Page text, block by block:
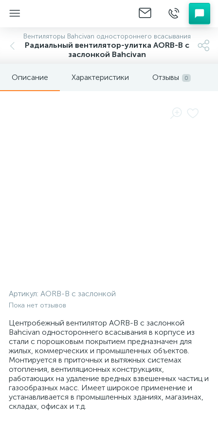
Вентиляторы Bahcivan одностороннего всасывания
Радиальный вентилятор-улитка AORB-B с
заслонкой Bahcivan
Описание Характеристики Отзывы 0
Артикул: AORB-B с заслонкой
Пока нет отзывов
Центробежный вентилятор AORB-B с заслонкой
Bahcivan одностороннего всасывания в корпусе из
стали с порошковым покрытием предназначен для
жилых, коммерческих и промышленных объектов.
Монтируется в приточных и вытяжных системах
отопления, вентиляционных конструкциях,
работающих на удаление вредных взвешенных частиц и
газообразных масс. Имеет широкое применение и
устанавливается в промышленных зданиях, магазинах,
складах, офисах и т.д.